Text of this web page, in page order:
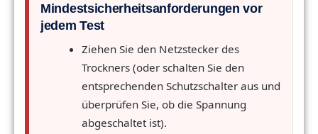
Mindestsicherheitsanforderungen vor
jedem Test
Ziehen Sie den Netzstecker des
Trockners (oder schalten Sie den
entsprechenden Schutzschalter aus und
überprüfen Sie, ob die Spannung
abgeschaltet ist).